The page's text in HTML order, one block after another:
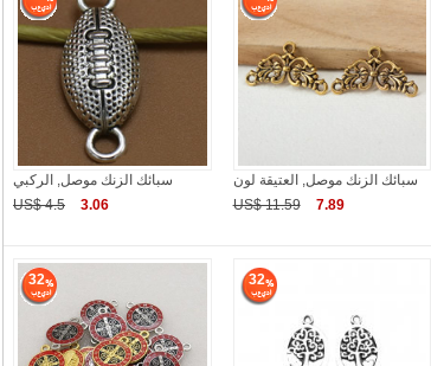
سبائك الزنك موصل, الركبي
US$ 4.5
3.06
سبائك الزنك موصل, العتيقة لون
US$ 11.59
7.89
32 32